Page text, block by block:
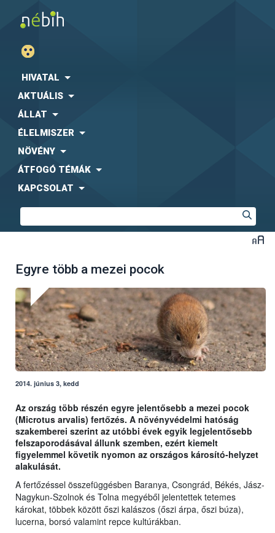
HIVATAL
AKTUÁLIS
ÁLLAT
ÉLELMISZER
NÖVÉNY
ÁTFOGÓ TÉMÁK
KAPCSOLAT
Egyre több a mezei pocok
2014. június 3, kedd
Az ország több részén egyre jelentősebb a mezei pocok
(Microtus arvalis) fertőzés. A növényvédelmi hatóság
szakemberei szerint az utóbbi évek egyik legjelentősebb
felszaporodásával állunk szemben, ezért kiemelt
figyelemmel követik nyomon az országos károsító-helyzet
alakulását.
A fertőzéssel összefüggésben Baranya, Csongrád, Békés, Jász-
Nagykun-Szolnok és Tolna megyéből jelentettek tetemes
károkat, többek között őszi kalászos (őszi árpa, őszi búza),
lucerna, borsó valamint repce kultúrákban.